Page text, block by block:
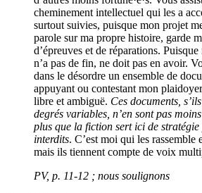
cheminement intellectuel qui les a
surtout suivies, puisque mon projet
parole sur ma propre histoire, garde
d’épreuves et de réparations.
n’a pas de fin, ne doit pas en avoir.
dans le désordre un ensemble de
appuyant ou contestant mon
libre et ambiguë. Ces documents,
degrés variables, n’en sont pas
plus que la fiction sert ici de
interdits. C’est moi qui les rassemble
mais ils tiennent compte de voix
PV, p. 11-12 ; nous soulignons